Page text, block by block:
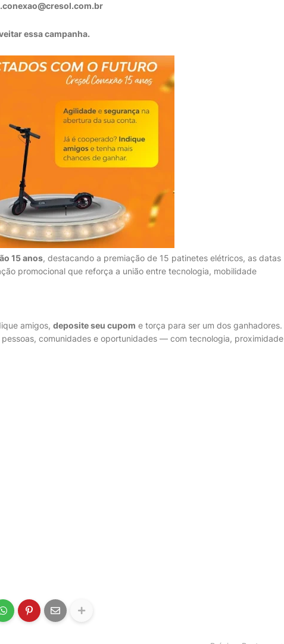
essa campanha.
15 anos, destacando a premiação de 15 patinetes elétricos, as datas
promocional que reforça a união entre tecnologia, mobilidade
amigos, deposite seu cupom e torça para ser um dos ganhadores.
comunidades e oportunidades — com tecnologia, proximidade